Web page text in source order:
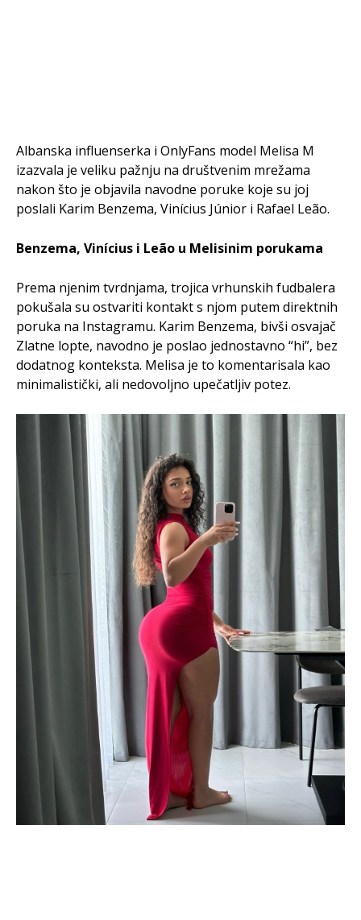
Albanska influenserka i OnlyFans model Melisa M
izazvala je veliku pažnju na društvenim mrežama
nakon što je objavila navodne poruke koje su joj
poslali Karim Benzema, Vinícius Júnior i Rafael Leão.
Benzema, Vinícius i Leão u Melisinim porukama
Prema njenim tvrdnjama, trojica vrhunskih fudbalera
pokušala su ostvariti kontakt s njom putem direktnih
poruka na Instagramu. Karim Benzema, bivši osvajač
Zlatne lopte, navodno je poslao jednostavno “hi”, bez
dodatnog konteksta. Melisa je to komentarisala kao
minimalistički, ali nedovoljno upečatljiv potez.